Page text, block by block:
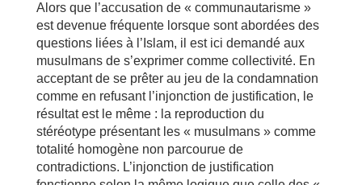
Alors que l’accusation de « communautarisme »
est devenue fréquente lorsque sont abordées des
questions liées à l’Islam, il est ici demandé aux
musulmans de s’exprimer comme collectivité. En
acceptant de se prêter au jeu de la condamnation
comme en refusant l’injonction de justification, le
résultat est le même : la reproduction du
stéréotype présentant les « musulmans » comme
totalité homogène non parcourue de
contradictions. L’injonction de justification